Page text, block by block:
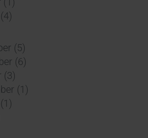
(5)
(6)
(3)
(1)